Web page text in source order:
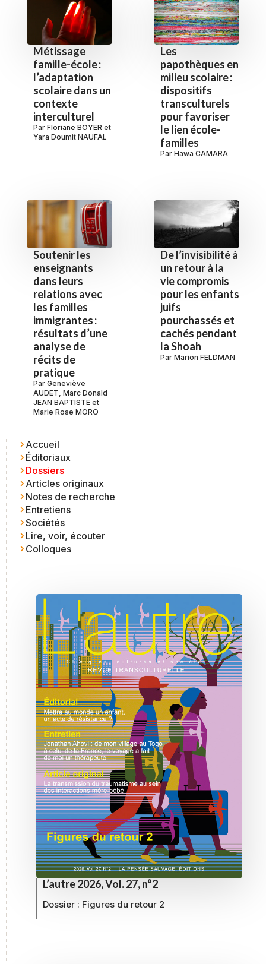
Métissage
famille-école :
l’adaptation
scolaire dans un
contexte
interculturel
Par Floriane BOYER et
Yara Doumit NAUFAL
Les
papothèques en
milieu scolaire :
dispositifs
transculturels
pour favoriser
le lien école-
familles
Par Hawa CAMARA
Soutenir les
enseignants
dans leurs
relations avec
les familles
immigrantes :
résultats d’une
analyse de
récits de
pratique
Par Geneviève
AUDET, Marc Donald
JEAN BAPTISTE et
Marie Rose MORO
De l’invisibilité à
un retour à la
vie compromis
pour les enfants
juifs
pourchassés et
cachés pendant
la Shoah
Par Marion FELDMAN
Accueil
Éditoriaux
Dossiers
Articles originaux
Notes de recherche
Entretiens
Sociétés
Lire, voir, écouter
Colloques
L’autre 2026, Vol. 27, n°2
Dossier : Figures du retour 2